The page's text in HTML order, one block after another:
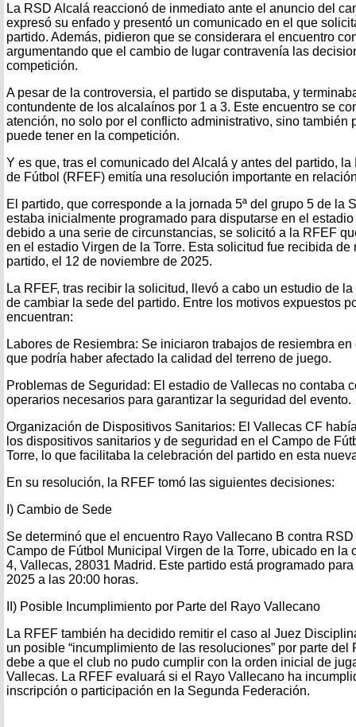
La RSD Alcalá reaccionó de inmediato ante el anuncio del
expresó su enfado y presentó un comunicado en el que
partido. Además, pidieron que se considerara el encuentro
argumentando que el cambio de lugar contravenía las
competición.
A pesar de la controversia, el partido se disputaba, y
contundente de los alcalaínos por 1 a 3. Este encuentro se
atención, no solo por el conflicto administrativo, sino también
puede tener en la competición.
Y es que, tras el comunicado del Alcalá y antes del partido,
de Fútbol (RFEF) emitía una resolución importante en
El partido, que corresponde a la jornada 5ª del grupo 5 de la
estaba inicialmente programado para disputarse en el
debido a una serie de circunstancias, se solicitó a la RFEF
en el estadio Virgen de la Torre. Esta solicitud fue recibida
partido, el 12 de noviembre de 2025.
La RFEF, tras recibir la solicitud, llevó a cabo un estudio de
de cambiar la sede del partido. Entre los motivos expuestos
encuentran:
Labores de Resiembra: Se iniciaron trabajos de resiembra
que podría haber afectado la calidad del terreno de juego.
Problemas de Seguridad: El estadio de Vallecas no contaba
operarios necesarios para garantizar la seguridad del evento.
Organización de Dispositivos Sanitarios: El Vallecas CF
los dispositivos sanitarios y de seguridad en el Campo de
Torre, lo que facilitaba la celebración del partido en esta
En su resolución, la RFEF tomó las siguientes decisiones:
I) Cambio de Sede
Se determinó que el encuentro Rayo Vallecano B contra
Campo de Fútbol Municipal Virgen de la Torre, ubicado en la
4, Vallecas, 28031 Madrid. Este partido está programado
2025 a las 20:00 horas.
II) Posible Incumplimiento por Parte del Rayo Vallecano
La RFEF también ha decidido remitir el caso al Juez
un posible “incumplimiento de las resoluciones” por parte del
debe a que el club no pudo cumplir con la orden inicial de
Vallecas. La RFEF evaluará si el Rayo Vallecano ha
inscripción o participación en la Segunda Federación.